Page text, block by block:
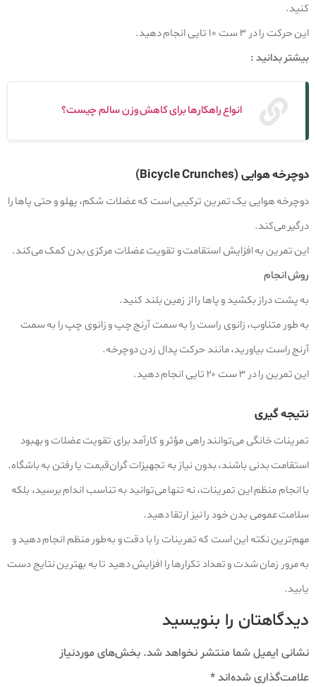
کنید.
این حرکت را در ۳ ست ۱۰ تایی انجام دهید.
بیشتر بدانید :
انواع راهکار‌ها برای کاهش وزن سالم چیست؟
دوچرخه هوایی (Bicycle Crunches)
دوچرخه هوایی یک تمرین ترکیبی است که عضلات شکم، پهلو و حتی پاها را
درگیر می‌کند.
این تمرین به افزایش استقامت و تقویت عضلات مرکزی بدن کمک می‌کند.
روش انجام
به پشت دراز بکشید و پاها را از زمین بلند کنید.
به‌ طور متناوب، زانوی راست را به سمت آرنج چپ و زانوی چپ را به سمت
آرنج راست بیاورید، مانند حرکت پدال زدن دوچرخه.
این تمرین را در ۳ ست ۲۰ تایی انجام دهید.
نتیجه‌ گیری
تمرینات خانگی می‌توانند راهی مؤثر و کارآمد برای تقویت عضلات و بهبود
استقامت بدنی باشند، بدون نیاز به تجهیزات گران‌قیمت یا رفتن به باشگاه.
با انجام منظم این تمرینات، نه تنها می‌توانید به تناسب اندام برسید، بلکه
سلامت عمومی بدن خود را نیز ارتقا دهید.
مهم‌ترین نکته این است که تمرینات را با دقت و به‌طور منظم انجام دهید و
به مرور زمان شدت و تعداد تکرارها را افزایش دهید تا به بهترین نتایج دست
یابید.
دیدگاهتان را بنویسید
نشانی ایمیل شما منتشر نخواهد شد. بخش‌های موردنیاز
علامت‌گذاری شده‌اند*